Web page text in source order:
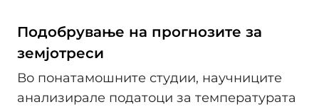
Подобрување на прогнозите за
земјотреси
Во понатамошните студии, научниците
анализирале податоци за температурата